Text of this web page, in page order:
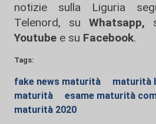
notizie sulla Liguria
Telenord, su
Whatsapp,
Youtube e su Facebook.
Tags:
fake news maturità maturità
maturità
esame maturità
maturità 2020